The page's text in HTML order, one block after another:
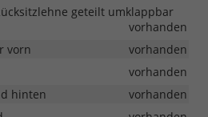
geteilt umklappbar
vorhanden
vorn
vorhanden
vorhanden
hinten
vorhanden